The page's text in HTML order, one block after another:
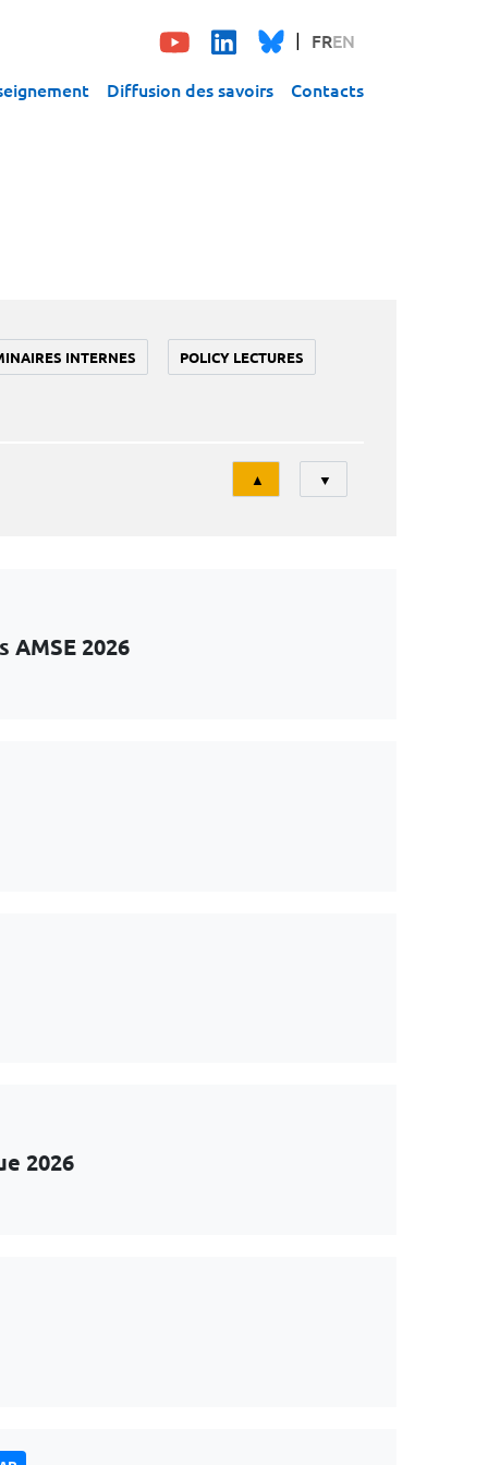
FREN
Diffusion des savoirs Contacts
INTERNES POLICY LECTURES
Tri
▲ ▼
2026
2026